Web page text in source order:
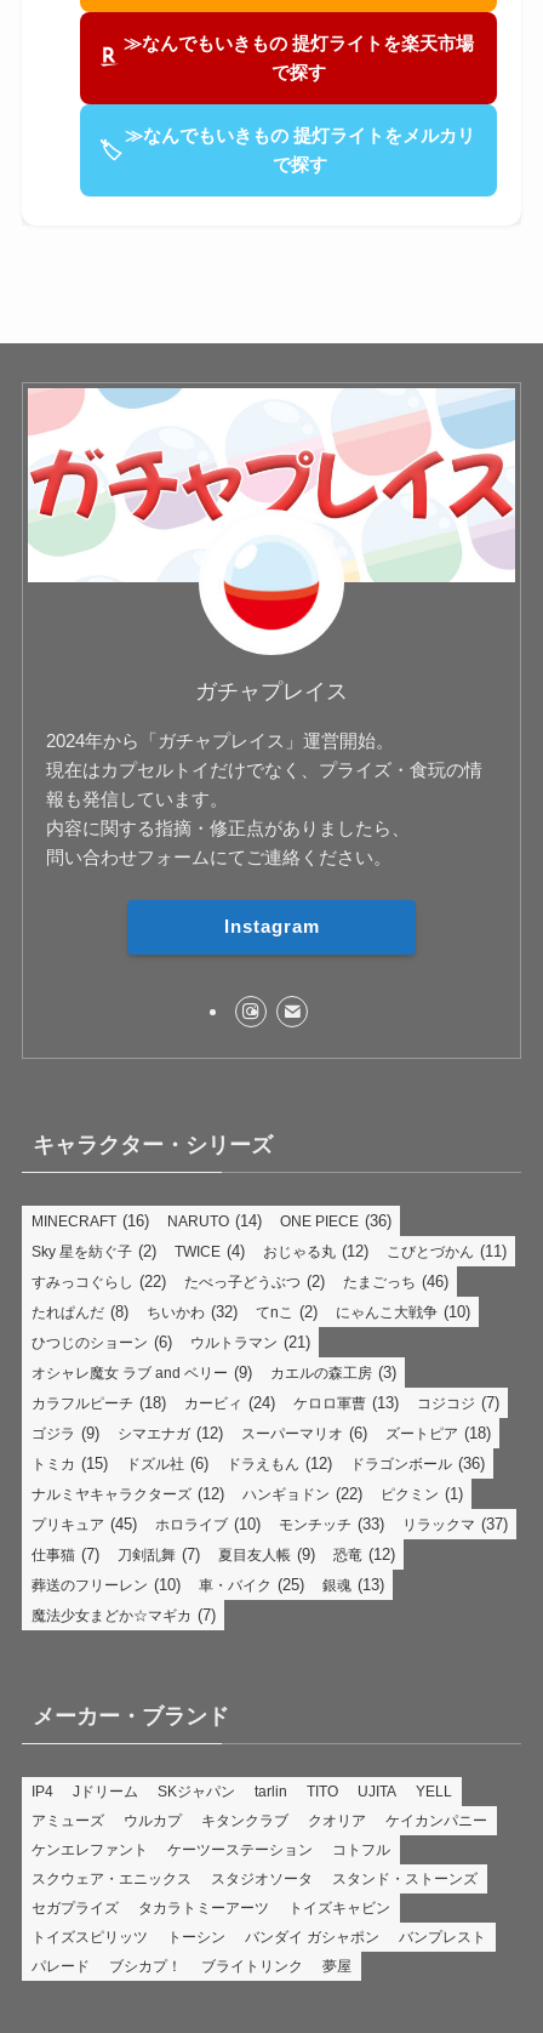
≫なんでもいきもの 提灯ライトを楽天市場
で探す
🏷
≫なんでもいきもの 提灯ライトをメルカリ
で探す
ガチャプレイス
2024年から「ガチャプレイス」運営開始。
現在はカプセルトイだけでなく、プライズ・食玩の情
報も発信しています。
内容に関する指摘・修正点がありましたら、
問い合わせフォームにてご連絡ください。
Instagram
キャラクター・シリーズ
MINECRAFT (16) NARUTO (14) ONE PIECE (36)
Sky 星を紡ぐ子 (2) TWICE (4) おじゃる丸 (12) こびとづかん (11)
すみっコぐらし (22) たべっ子どうぶつ (2) たまごっち (46)
たれぱんだ (8) ちいかわ (32) てnこ (2) にゃんこ大戦争 (10)
ひつじのショーン (6) ウルトラマン (21)
オシャレ魔女 ラブ and ベリー (9) カエルの森工房 (3)
カラフルピーチ (18) カービィ (24) ケロロ軍曹 (13) コジコジ (7)
ゴジラ (9) シマエナガ (12) スーパーマリオ (6) ズートピア (18)
トミカ (15) ドズル社 (6) ドラえもん (12) ドラゴンボール (36)
ナルミヤキャラクターズ (12) ハンギョドン (22) ピクミン (1)
プリキュア (45) ホロライブ (10) モンチッチ (33) リラックマ (37)
仕事猫 (7) 刀剣乱舞 (7) 夏目友人帳 (9) 恐竜 (12)
葬送のフリーレン (10) 車・バイク (25) 銀魂 (13)
魔法少女まどか☆マギカ (7)
メーカー・ブランド
IP4 Jドリーム SKジャパン tarlin TITO UJITA
YELL
アミューズ
ウルカプ キタンクラブ クオリア
ケイカンパニー
ケンエレファント
ケーツーステーション
コトフル
スクウェア・エニックス
スタジオソータ
スタンド・ストーンズ
セガプライズ
タカラトミーアーツ
トイズキャビン
トイズスピリッツ
トーシン バンダイ ガシャポン
バンプレスト
パレード
ブシカプ！ ブライトリンク 夢屋